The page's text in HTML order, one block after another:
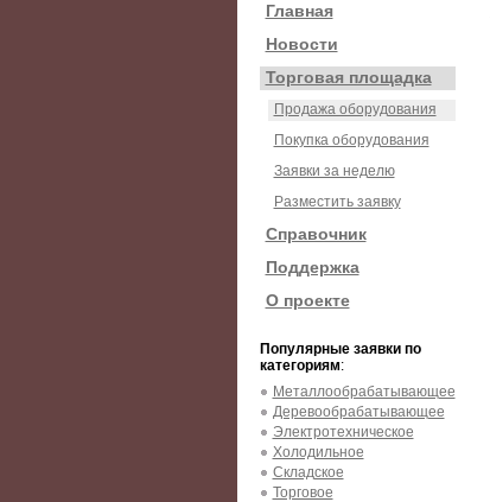
Главная
Новости
Торговая площадка
Продажа оборудования
Покупка оборудования
Заявки за неделю
Разместить заявку
Справочник
Поддержка
О проекте
Популярные заявки по
категориям:
Металлообрабатывающее
Деревообрабатывающее
Электротехническое
Холодильное
Складское
Торговое